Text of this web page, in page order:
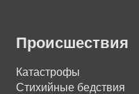
Происшествия
Катастрофы
Стихийные бедствия